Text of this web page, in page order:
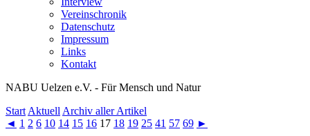
Vereinschronik
Datenschutz
Impressum
Links
Kontakt
NABU Uelzen e.V. - Für Mensch und Natur
Start Aktuell Archiv aller Artikel
◄ 1 2 6 10 14 15 16 17 18 19 25 41 57 69 ►